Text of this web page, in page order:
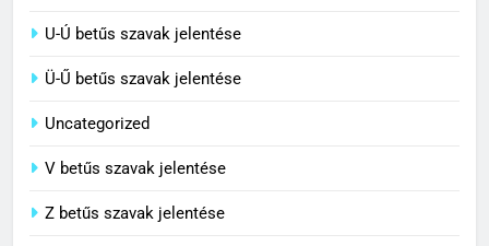
U-Ú betűs szavak jelentése
Ü-Ű betűs szavak jelentése
Uncategorized
V betűs szavak jelentése
Z betűs szavak jelentése